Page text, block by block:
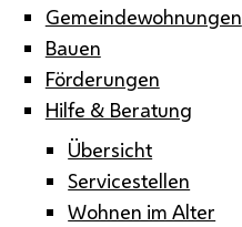
Gemeindewohnungen
Bauen
Förderungen
Hilfe & Beratung
Übersicht
Servicestellen
Wohnen im Alter